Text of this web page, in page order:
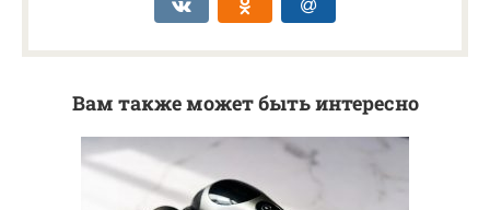
Вам также может быть интересно